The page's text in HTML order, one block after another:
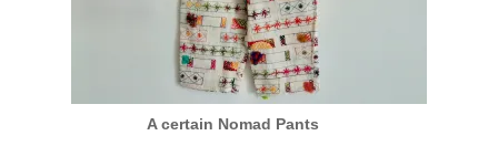
A certain Nomad Pants